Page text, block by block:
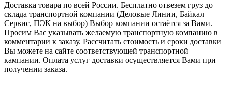
Доставка товара по всей России. Бесплатно отвезем груз до
склада транспортной компании (Деловые Линии, Байкал
Сервис, ПЭК на выбор) Выбор компании остаётся за Вами.
Просим Вас указывать желаемую транспортную компанию в
комментарии к заказу. Рассчитать стоимость и сроки доставки
Вы можете на сайте соответствующей транспортной
кампании. Оплата услуг доставки осуществляется Вами при
получении заказа.